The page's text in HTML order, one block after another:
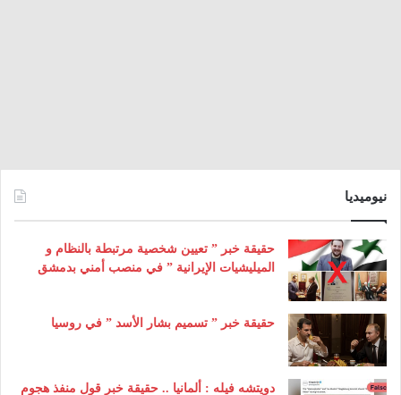
نيوميديا
حقيقة خبر ” تعيين شخصية مرتبطة بالنظام و
الميليشيات الإيرانية ” في منصب أمني بدمشق
حقيقة خبر ” تسميم بشار الأسد ” في روسيا
دويتشه فيله : ألمانيا .. حقيقة خبر قول منفذ هجوم